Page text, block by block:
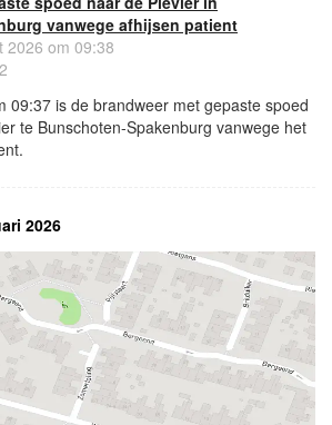
vanwege afhijsen patient
2026 om 09:38
09:37 is de brandweer met gepaste spoed
te Bunschoten-Spakenburg vanwege het
2026